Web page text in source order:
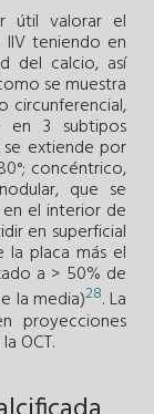
útil valorar el
teniendo en
del calcio, así
se muestra
circunferencial,
en 3 subtipos
extiende por
concéntrico,
que se
el interior de
en superficial
placa más el
a > 50% de
la media)28. La
proyecciones
OCT.